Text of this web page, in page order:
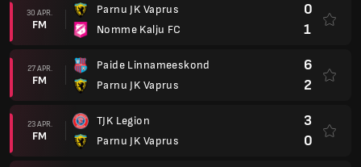
30 APR.
FM
Parnu JK Vaprus
Nomme Kalju FC
0
1
27 APR.
FM
Paide Linnameeskond
Parnu JK Vaprus
6
2
23 APR.
FM
TJK Legion
Parnu JK Vaprus
3
0